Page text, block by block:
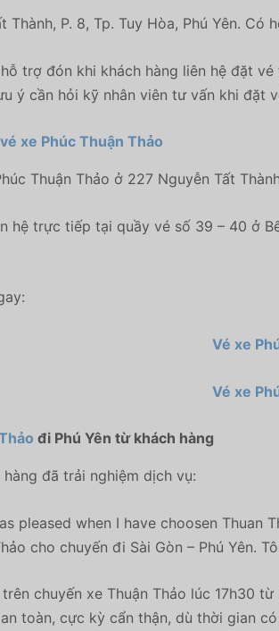
Thành, P. 8, Tp. Tuy Hòa, Phú Yên.
trợ đón khi khách hàng liên hệ đặt
ý cần hỏi kỹ nhân viên tư vấn khi đặt
xe Phúc Thuận Thảo
Thuận Thảo ở 227 Nguyễn Tất
hệ trực tiếp tại quầy vé số 39 – 40 ở
Vé xe
Vé xe
đi Phú Yên từ khách hàng
đã trải nghiệm dịch vụ:
pleased when I have choosen Thuan
cho chuyến đi Sài Gòn – Phú Yên.
chuyến xe Thuận Thảo lúc 17h30
toàn, cực kỳ cẩn thận, dù thời gian